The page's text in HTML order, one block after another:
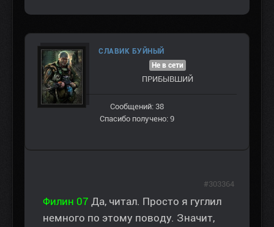
СЛАВИК БУЙНЫЙ
Не в сети
ПРИБЫВШИЙ
Сообщений: 38
Спасибо получено: 9
Филин 07 Да, читал. Просто я гуглил
немного по этому поводу. Значит,
#303364